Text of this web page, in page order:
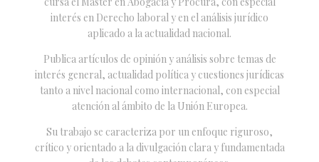
interés en Derecho laboral y en el análisis jurídico
aplicado a la actualidad nacional.
Publica artículos de opinión y análisis sobre temas de
interés general, actualidad política y cuestiones jurídicas
tanto a nivel nacional como internacional, con especial
atención al ámbito de la Unión Europea.
Su trabajo se caracteriza por un enfoque riguroso,
crítico y orientado a la divulgación clara y fundamentada